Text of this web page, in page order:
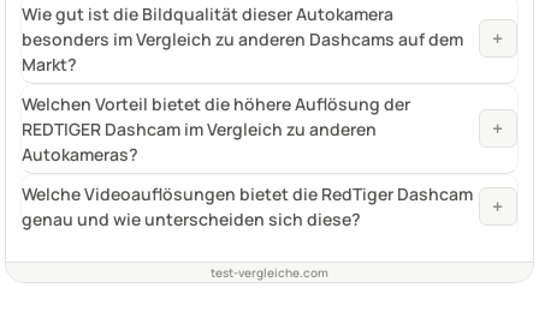
Wie gut ist die Bildqualität dieser Autokamera
besonders im Vergleich zu anderen Dashcams auf dem
Markt?
+
Welchen Vorteil bietet die höhere Auflösung der
REDTIGER Dashcam im Vergleich zu anderen
Autokameras?
+
Welche Videoauflösungen bietet die RedTiger Dashcam
genau und wie unterscheiden sich diese?
+
test-vergleiche.com